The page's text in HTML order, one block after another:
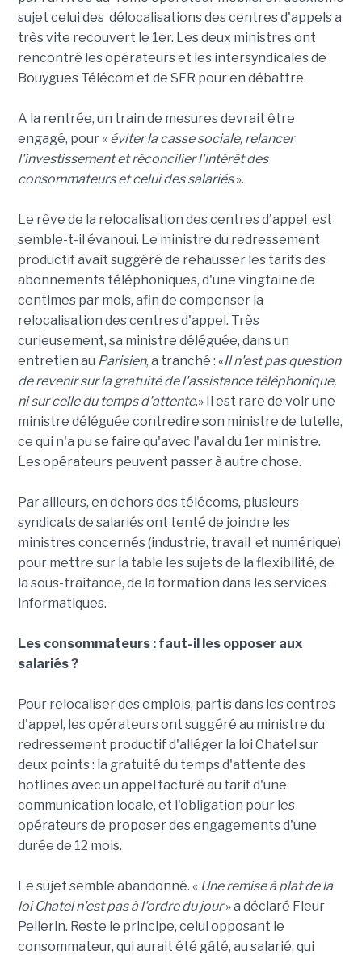
sujet celui des délocalisations des centres d'appels a
très vite recouvert le 1er. Les deux ministres ont
rencontré les opérateurs et les intersyndicales de
Bouygues Télécom et de SFR pour en débattre.
A la rentrée, un train de mesures devrait être
engagé, pour « éviter la casse sociale, relancer
l'investissement et réconcilier l'intérêt des
consommateurs et celui des salariés».
Le rêve de la relocalisation des centres d'appel est
semble-t-il évanoui. Le ministre du redressement
productif avait suggéré de rehausser les tarifs des
abonnements téléphoniques, d'une vingtaine de
centimes par mois, afin de compenser la
relocalisation des centres d'appel. Très
curieusement, sa ministre déléguée, dans un
entretien au Parisien, a tranché : «Il n'est pas question
de revenir sur la gratuité de l'assistance téléphonique,
ni sur celle du temps d'attente.» Il est rare de voir une
ministre déléguée contredire son ministre de tutelle,
ce qui n'a pu se faire qu'avec l'aval du 1er ministre.
Les opérateurs peuvent passer à autre chose.
Par ailleurs, en dehors des télécoms, plusieurs
syndicats de salariés ont tenté de joindre les
ministres concernés (industrie, travail et numérique)
pour mettre sur la table les sujets de la flexibilité, de
la sous-traitance, de la formation dans les services
informatiques.
Les consommateurs : faut-il les opposer aux
salariés ?
Pour relocaliser des emplois, partis dans les centres
d'appel, les opérateurs ont suggéré au ministre du
redressement productif d'alléger la loi Chatel sur
deux points : la gratuité du temps d'attente des
hotlines avec un appel facturé au tarif d'une
communication locale, et l'obligation pour les
opérateurs de proposer des engagements d'une
durée de 12 mois.
Le sujet semble abandonné. « Une remise à plat de la
loi Chatel n'est pas à l'ordre du jour» a déclaré Fleur
Pellerin. Reste le principe, celui opposant le
consommateur, qui aurait été gâté, au salarié, qui